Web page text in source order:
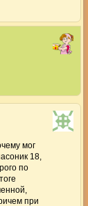
мог
18,
по
при